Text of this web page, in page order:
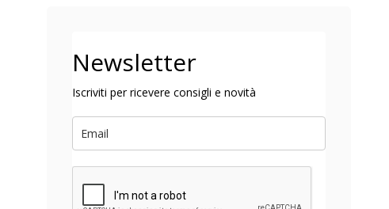
Newsletter
Iscriviti per ricevere consigli e novità